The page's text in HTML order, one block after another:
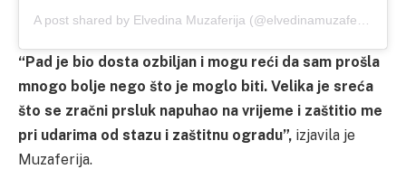
“Pad je bio dosta ozbiljan i mogu reći da sam prošla
mnogo bolje nego što je moglo biti. Velika je sreća
što se zračni prsluk napuhao na vrijeme i zaštitio me
pri udarima od stazu i zaštitnu ogradu”, izjavila je
Muzaferija.